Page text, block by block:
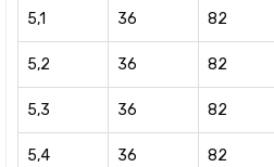
5,1 36 82
5,2 36 82
5,3 36 82
5,4 36 82